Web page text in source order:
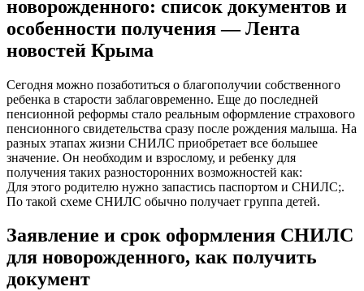
новорожденного: список документов и
особенности получения — Лента
новостей Крыма
Сегодня можно позаботиться о благополучии собственного
ребенка в старости заблаговременно. Еще до последней
пенсионной реформы стало реальным оформление страхового
пенсионного свидетельства сразу после рождения малыша. На
разных этапах жизни СНИЛС приобретает все большее
значение. Он необходим и взрослому, и ребенку для
получения таких разносторонних возможностей как:
Для этого родителю нужно запастись паспортом и СНИЛС;.
По такой схеме СНИЛС обычно получает группа детей.
Заявление и срок оформления СНИЛС
для новорожденного, как получить
документ